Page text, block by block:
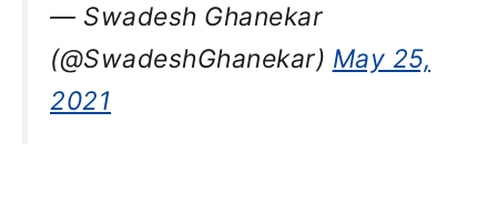
— Swadesh Ghanekar
(@SwadeshGhanekar) May 25,
2021